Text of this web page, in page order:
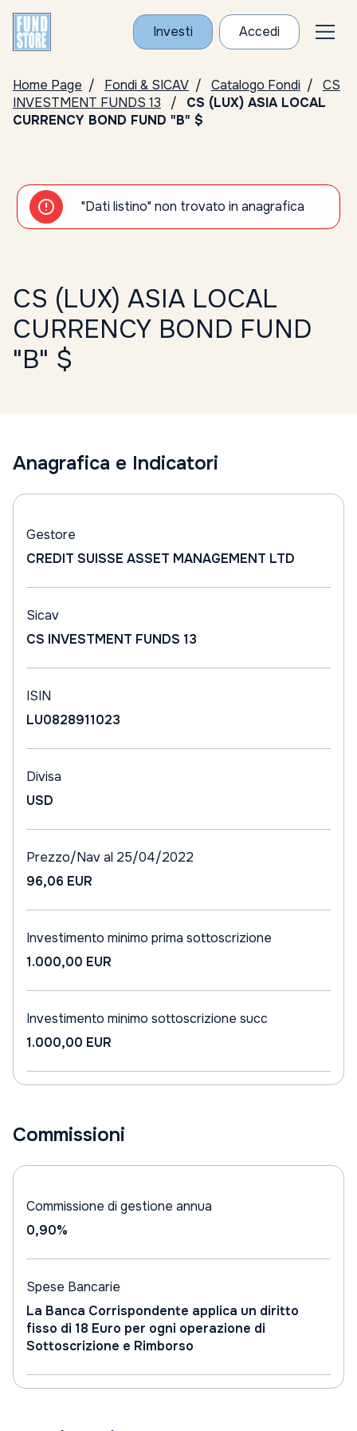
Investi Accedi
Home Page Fondi & SICAV Catalogo Fondi
CS
INVESTMENT FUNDS 13
CS (LUX) ASIA LOCAL
CURRENCY BOND FUND "B" $
"Dati listino" non trovato in anagrafica
CS (LUX) ASIA LOCAL
CURRENCY BOND FUND
"B" $
Anagrafica e Indicatori
Gestore
CREDIT SUISSE ASSET MANAGEMENT LTD
Sicav
CS INVESTMENT FUNDS 13
ISIN
LU0828911023
Divisa
USD
Prezzo/Nav al 25/04/2022
96,06 EUR
Investimento minimo prima sottoscrizione
1.000,00 EUR
Investimento minimo sottoscrizione succ
1.000,00 EUR
Commissioni
Commissione di gestione annua
0,90%
Spese Bancarie
La Banca Corrispondente applica un diritto
fisso di 18 Euro per ogni operazione di
Sottoscrizione e Rimborso